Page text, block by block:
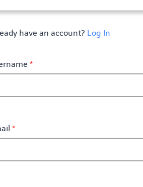
have an account? Log In
*
*